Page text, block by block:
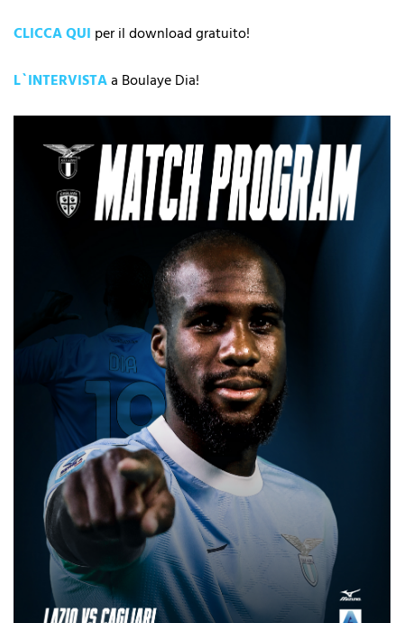
CLICCA QUI per il download gratuito!
L`INTERVISTAa Boulaye Dia!